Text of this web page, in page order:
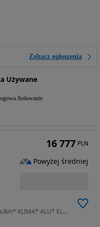
Zobacz ogłoszenia
Używane
/holowanie
999 cm3 • 75 KM • 1- Ręka* tylko 125 tys/km* KLIMA* ALU* ELEKTRYKA * Zarejestrowany*
16 777 PLN
Powyżej średniej